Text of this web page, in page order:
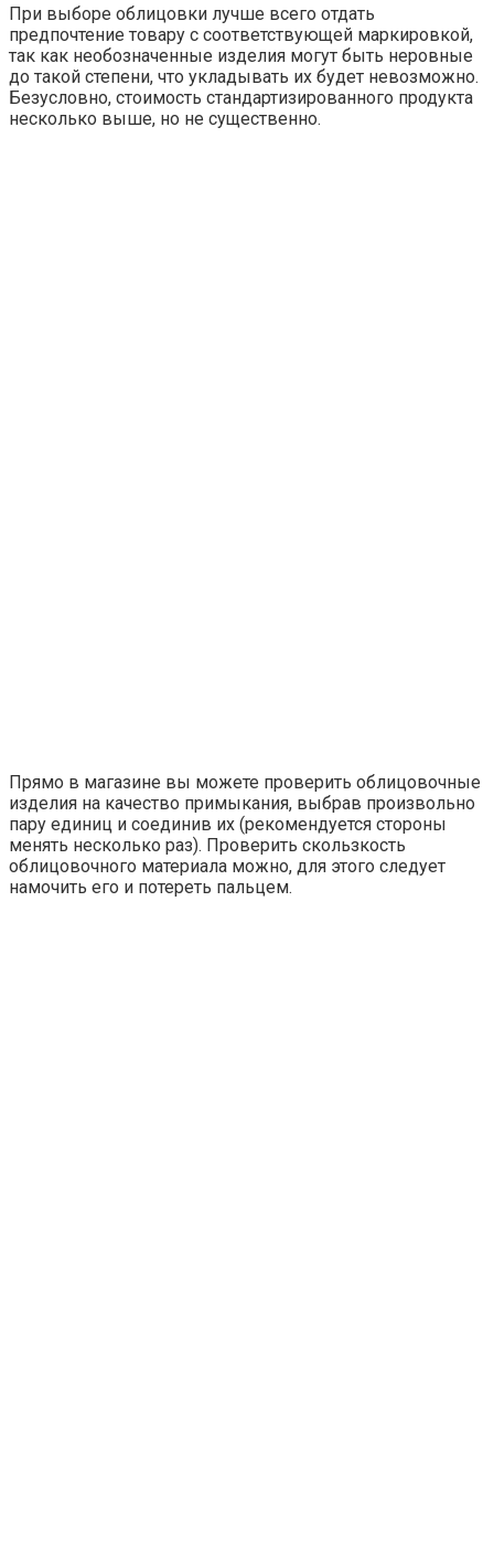
При выборе облицовки лучше всего отдать
предпочтение товару с соответствующей маркировкой,
так как необозначенные изделия могут быть неровные
до такой степени, что укладывать их будет невозможно.
Безусловно, стоимость стандартизированного продукта
несколько выше, но не существенно.
Прямо в магазине вы можете проверить облицовочные
изделия на качество примыкания, выбрав произвольно
пару единиц и соединив их (рекомендуется стороны
менять несколько раз). Проверить скользкость
облицовочного материала можно, для этого следует
намочить его и потереть пальцем.